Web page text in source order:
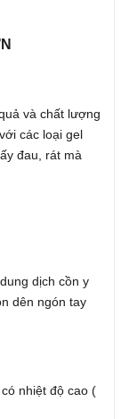
và chất lượng
các loại gel
đau, rát mà
dịch cồn y
dên ngón tay
nhiệt độ cao (